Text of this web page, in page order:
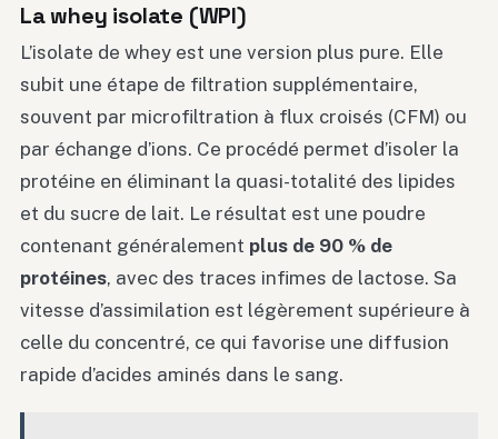
La whey isolate (WPI)
L’isolate de whey est une version plus pure. Elle
subit une étape de filtration supplémentaire,
souvent par microfiltration à flux croisés (CFM) ou
par échange d’ions. Ce procédé permet d’isoler la
protéine en éliminant la quasi-totalité des lipides
et du sucre de lait. Le résultat est une poudre
contenant généralement plus de 90 % de
protéines, avec des traces infimes de lactose. Sa
vitesse d’assimilation est légèrement supérieure à
celle du concentré, ce qui favorise une diffusion
rapide d’acides aminés dans le sang.